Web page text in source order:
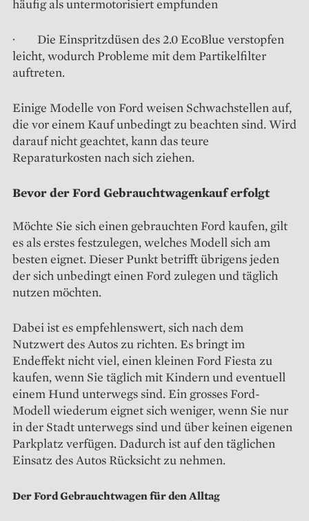
häufig als untermotorisiert empfunden
· Die Einspritzdüsen des 2.0 EcoBlue verstopfen
leicht, wodurch Probleme mit dem Partikelfilter
auftreten.
Einige Modelle von Ford weisen Schwachstellen auf,
die vor einem Kauf unbedingt zu beachten sind. Wird
darauf nicht geachtet, kann das teure
Reparaturkosten nach sich ziehen.
Bevor der Ford Gebrauchtwagenkauf erfolgt
Möchte Sie sich einen gebrauchten Ford kaufen, gilt
es als erstes festzulegen, welches Modell sich am
besten eignet. Dieser Punkt betrifft übrigens jeden
der sich unbedingt einen Ford zulegen und täglich
nutzen möchten.
Dabei ist es empfehlenswert, sich nach dem
Nutzwert des Autos zu richten. Es bringt im
Endeffekt nicht viel, einen kleinen Ford Fiesta zu
kaufen, wenn Sie täglich mit Kindern und eventuell
einem Hund unterwegs sind. Ein grosses Ford-
Modell wiederum eignet sich weniger, wenn Sie nur
in der Stadt unterwegs sind und über keinen eigenen
Parkplatz verfügen. Dadurch ist auf den täglichen
Einsatz des Autos Rücksicht zu nehmen.
Der Ford Gebrauchtwagen für den Alltag